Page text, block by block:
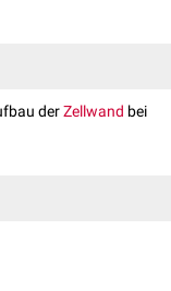
derZellwand bei
über eine